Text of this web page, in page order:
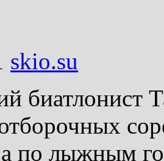
skio.su
биатлонист
по лыжным